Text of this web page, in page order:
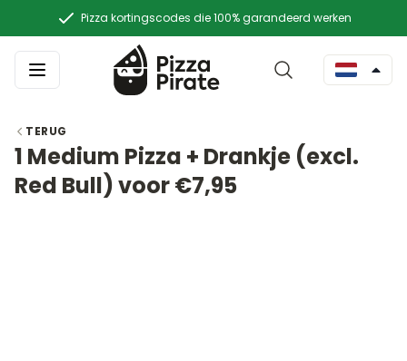
Pizza kortingscodes die 100% garandeerd werken
TERUG
1 Medium Pizza + Drankje (excl.
Red Bull) voor €7,95